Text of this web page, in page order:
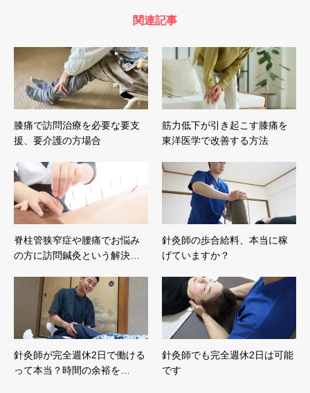
関連記事
膝痛で訪問治療を必要な要支
援、要介護の方場合
筋力低下が引き起こす膝痛を
東洋医学で改善する方法
脊柱管狭窄症や腰痛でお悩み
の方に訪問鍼灸という解決…
針灸師の歩合給料、本当に稼
げていますか？
針灸師が完全週休2日で働ける
って本当？時間の余裕を…
針灸師でも完全週休2日は可能
です